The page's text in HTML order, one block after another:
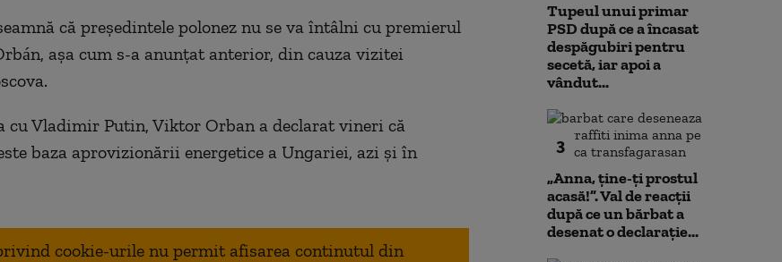
că preşedintele polonez nu se va întâlni cu premierul
aşa cum s-a anunţat anterior, din cauza vizitei
cu Vladimir Putin, Viktor Orban a declarat vineri că
baza aprovizionării energetice a Ungariei, azi şi în
cookie-urile nu permit afisarea continutul din
Tupeul unui primar
PSD după ce a încasat
despăgubiri pentru
secetă, iar apoi a
vândut...
3
„Anna, ţine-ţi prostul
acasă!”. Val de reacții
după ce un bărbat a
desenat o declarație...